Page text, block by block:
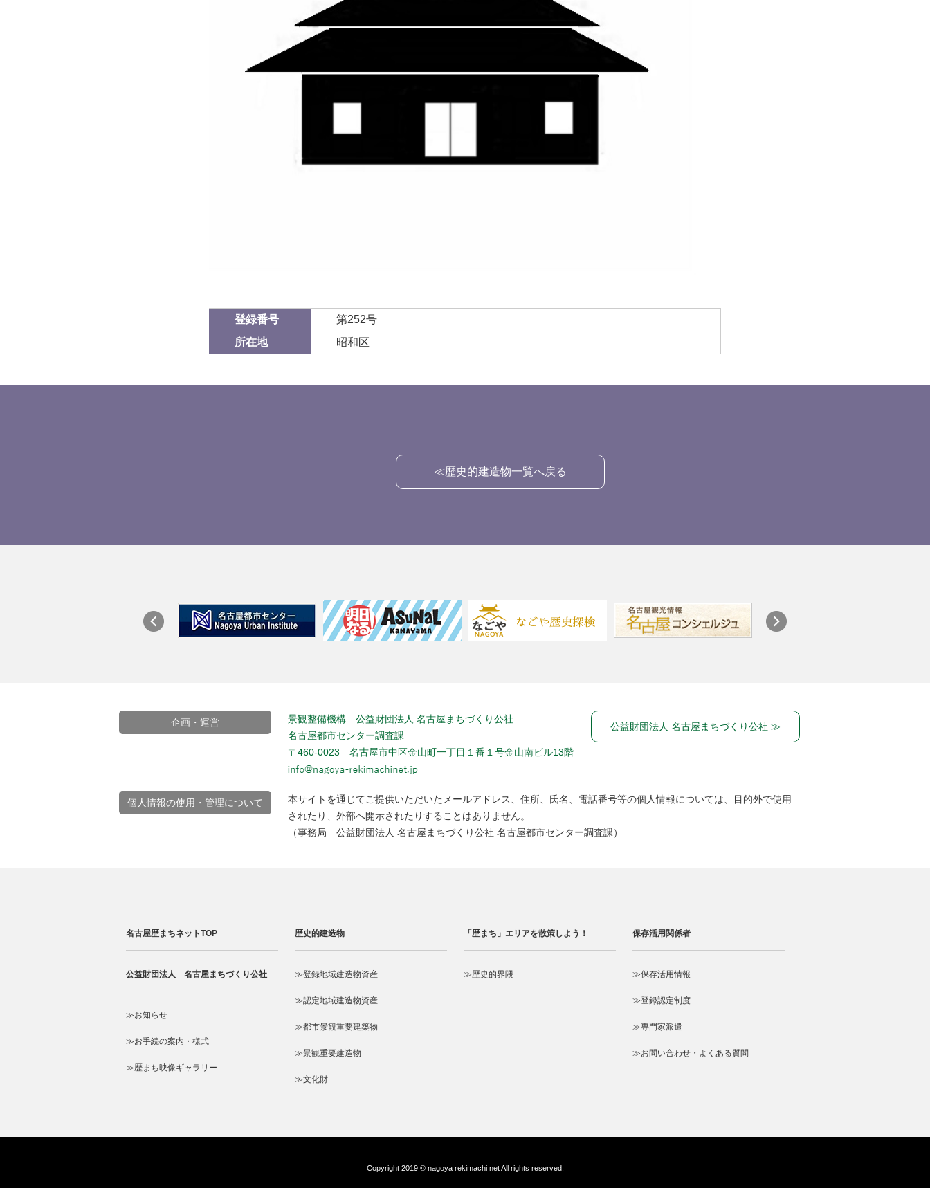
登録番号
第252号
所在地
昭和区
≪歴史的建造物一覧へ戻る
企画・運営
景観整備機構 公益財団法人 名古屋まちづくり公社
名古屋都市センター調査課
〒460-0023 名古屋市中区金山町一丁目１番１号金山南ビル13階
公益財団法人 名古屋まちづくり公社 ≫
個人情報の使用・管理について
本サイトを通じてご提供いただいたメールアドレス、住所、氏名、電話番号等の個人情報については、目的外で使用
されたり、外部へ開示されたりすることはありません。
（事務局 公益財団法人 名古屋まちづくり公社 名古屋都市センター調査課）
名古屋歴まちネットTOP
公益財団法人 名古屋まちづくり公社
≫お知らせ
≫お手続の案内・様式
≫歴まち映像ギャラリー
歴史的建造物
≫登録地域建造物資産
≫認定地域建造物資産
≫都市景観重要建築物
≫景観重要建造物
≫文化財
「歴まち」エリアを散策しよう！
≫歴史的界隈
保存活用関係者
≫保存活用情報
≫登録認定制度
≫専門家派遣
≫お問い合わせ・よくある質問
Copyright 2019 © nagoya rekimachi net All rights reserved.